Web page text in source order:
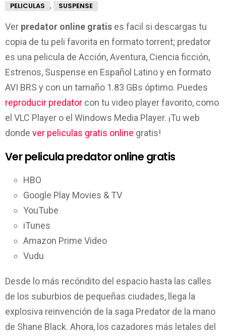
PELICULAS , SUSPENSE
Ver predator online gratis es facil si descargas tu
copia de tu peli favorita en formato torrent; predator
es una pelicula de Acción, Aventura, Ciencia ficción,
Estrenos, Suspense en Español Latino y en formato
AVI BRS y con un tamaño 1.83 GBs óptimo. Puedes
reproducir predator con tu video player favorito, como
el VLC Player o el Windows Media Player. ¡Tu web
donde ver peliculas gratis online gratis!
Ver pelicula predator online gratis
HBO
Google Play Movies & TV
YouTube
iTunes
Amazon Prime Video
Vudu
Desde lo más recóndito del espacio hasta las calles
de los suburbios de pequeñas ciudades, llega la
explosiva reinvención de la saga Predator de la mano
de Shane Black. Ahora, los cazadores más letales del